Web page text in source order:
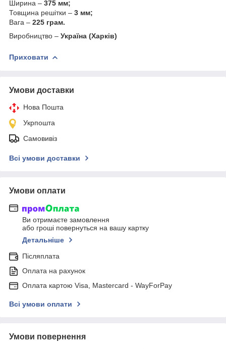
Ширина – 375 мм;
Товщина решітки – 3 мм;
Вага – 225 грам.
Виробництво – Україна (Харків)
Приховати
Умови доставки
Нова Пошта
Укрпошта
Самовивіз
Всі умови доставки
Умови оплати
Ви отримаєте замовлення
або гроші повернуться на вашу картку
Детальніше
Післяплата
Оплата на рахунок
Оплата картою Visa, Mastercard - WayForPay
Всі умови оплати
Умови повернення